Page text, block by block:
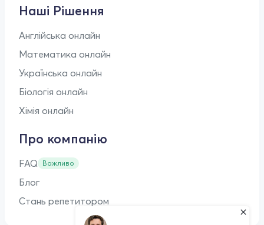
Наші Рішення
Англійська онлайн
Математика онлайн
Українська онлайн
Біологія онлайн
Хімія онлайн
Про компанію
FAQ Важливо
Блог
Стань репетитором